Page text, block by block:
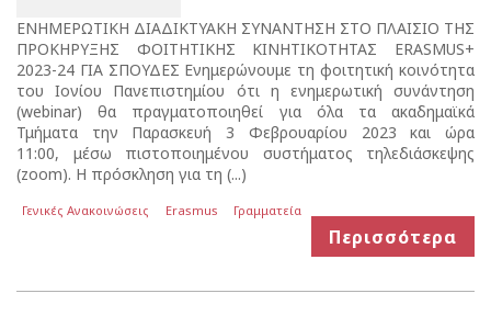
ΕΝΗΜΕΡΩΤΙΚΗ ΔΙΑΔΙΚΤΥΑΚΗ ΣΥΝΑΝΤΗΣΗ ΣΤΟ ΠΛΑΙΣΙΟ ΤΗΣ
ΠΡΟΚΗΡΥΞΗΣ ΦΟΙΤΗΤΙΚΗΣ ΚΙΝΗΤΙΚΟΤΗΤΑΣ ERASMUS+
2023-24 ΓΙΑ ΣΠΟΥΔΕΣ Ενημερώνουμε τη φοιτητική κοινότητα
του Ιονίου Πανεπιστημίου ότι η ενημερωτική συνάντηση
(webinar) θα πραγματοποιηθεί για όλα τα ακαδημαϊκά
Τμήματα την Παρασκευή 3 Φεβρουαρίου 2023 και ώρα
11:00, μέσω πιστοποιημένου συστήματος τηλεδιάσκεψης
(zoom). Η πρόσκληση για τη (...)
Γενικές Ανακοινώσεις Erasmus Γραμματεία
Περισσότερα